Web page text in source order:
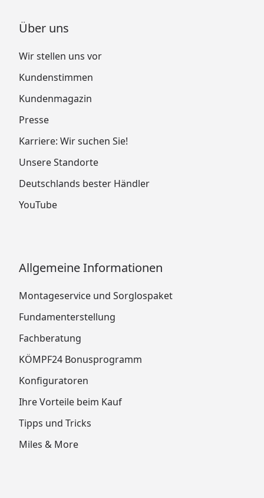
Über uns
Wir stellen uns vor
Kundenstimmen
Kundenmagazin
Presse
Karriere: Wir suchen Sie!
Unsere Standorte
Deutschlands bester Händler
YouTube
Allgemeine Informationen
Montageservice und Sorglospaket
Fundamenterstellung
Fachberatung
KÖMPF24 Bonusprogramm
Konfiguratoren
Ihre Vorteile beim Kauf
Tipps und Tricks
Miles & More